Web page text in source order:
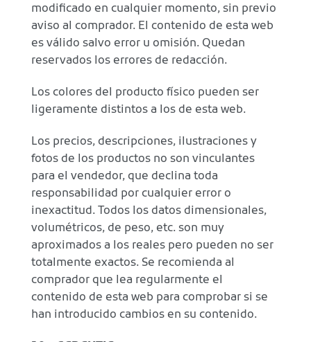
modificado en cualquier momento, sin previo
aviso al comprador. El contenido de esta web
es válido salvo error u omisión. Quedan
reservados los errores de redacción.
Los colores del producto físico pueden ser
ligeramente distintos a los de esta web.
Los precios, descripciones, ilustraciones y
fotos de los productos no son vinculantes
para el vendedor, que declina toda
responsabilidad por cualquier error o
inexactitud. Todos los datos dimensionales,
volumétricos, de peso, etc. son muy
aproximados a los reales pero pueden no ser
totalmente exactos. Se recomienda al
comprador que lea regularmente el
contenido de esta web para comprobar si se
han introducido cambios en su contenido.